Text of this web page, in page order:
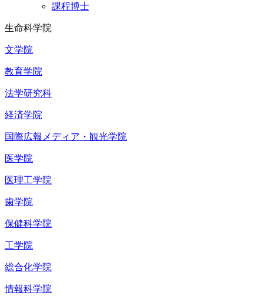
課程博士
生命科学院
文学院
教育学院
法学研究科
経済学院
国際広報メディア・観光学院
医学院
医理工学院
歯学院
保健科学院
工学院
総合化学院
情報科学院